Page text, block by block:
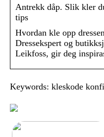
Antrekk dåp. Slik kler
tips
Hvordan kle opp
Dressekspert og
Leikfoss, gir deg
Keywords: kleskode